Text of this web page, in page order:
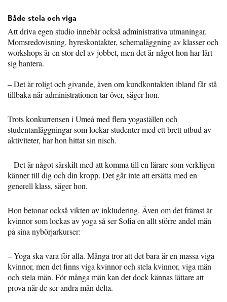
Både stela och viga
Att driva egen studio innebär också administrativa utmaningar.
Momsredovisning, hyreskontakter, schemaläggning av klasser och
workshops är en stor del av jobbet, men det är något hon har lärt
sig hantera.
– Det är roligt och givande, även om kundkontakten ibland får stå
tillbaka när administrationen tar över, säger hon.
Trots konkurrensen i Umeå med flera yogaställen och
studentanläggningar som lockar studenter med ett brett utbud av
aktiviteter, har hon hittat sin nisch.
– Det är något särskilt med att komma till en lärare som verkligen
känner till dig och din kropp. Det går inte att ersätta med en
generell klass, säger hon.
Hon betonar också vikten av inkludering. Även om det främst är
kvinnor som lockas av yoga så ser Sofia en allt större andel män
på sina nybörjarkurser:
– Yoga ska vara för alla. Många tror att det bara är en massa viga
kvinnor, men det finns viga kvinnor och stela kvinnor, viga män
och stela män. För många män kan det dock kännas lättare att
prova när de ser andra män delta.